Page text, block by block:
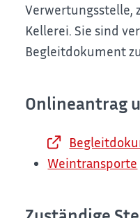
Verwertungsstelle,
Kellerei. Sie sind
Begleitdokument
Onlineantrag
Weintransporte